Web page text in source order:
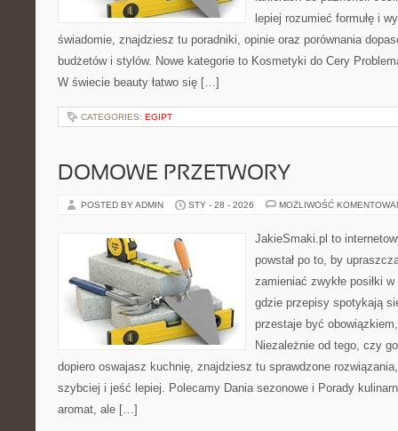
lepiej rozumieć formułę i
świadomie, znajdziesz tu poradniki, opinie oraz porównania
budżetów i stylów. Nowe kategorie to Kosmetyki do Cery
W świecie beauty łatwo się […]
CATEGORIES: EGIPT
DOMOWE PRZETWORY
POSTED BY ADMIN STY - 28 - 2026 MOŻLIWOŚĆ
JakieSmaki.pl to
powstał po to, by
zamieniać zwykłe posiłki
gdzie przepisy spotykają
przestaje być
Niezależnie od tego, czy
dopiero oswajasz kuchnię, znajdziesz tu sprawdzone
szybciej i jeść lepiej. Polecamy Dania sezonowe i Porady
aromat, ale […]